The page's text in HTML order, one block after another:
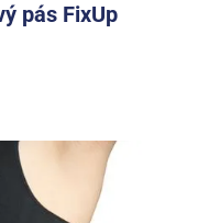
pás FixUp